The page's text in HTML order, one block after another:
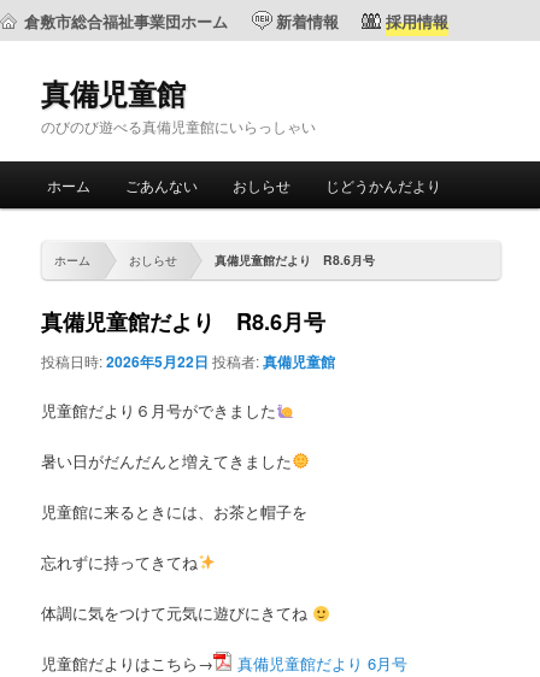
倉敷市総合福祉事業団ホーム 新着情報 採用情報
真備児童館
のびのび遊べる真備児童館にいらっしゃい
メ
へ
移
サ
移
動
ホーム ごあんない おしらせ じどうかんだより
ホーム おしらせ 真備児童館だより R8.6月号
真備児童館だより R8.6月号
投稿日時:2026年5月22日 投稿者:真備児童館
児童館だより６月号ができました
暑い日がだんだんと増えてきました
児童館に来るときには、お茶と帽子を
忘れずに持ってきてね
体調に気をつけて元気に遊びにきてね
児童館だよりはこちら→ 真備児童館だより 6月号